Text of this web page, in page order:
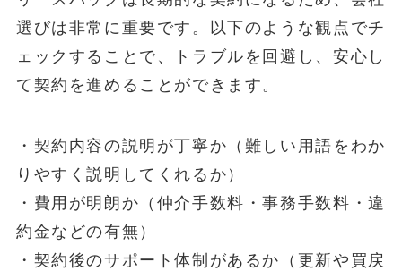
選びは非常に重要です。以下のような観点でチ
ェックすることで、トラブルを回避し、安心し
て契約を進めることができます。
・契約内容の説明が丁寧か（難しい用語をわか
りやすく説明してくれるか）
・費用が明朗か（仲介手数料・事務手数料・違
約金などの有無）
・契約後のサポート体制があるか（更新や買戻